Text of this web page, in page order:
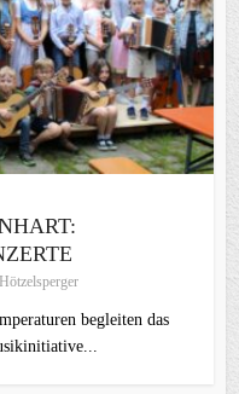
begleiten das